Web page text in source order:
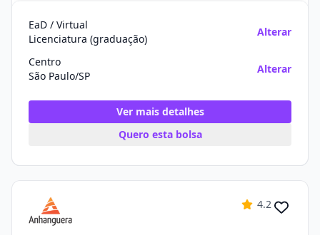
EaD / Virtual
Licenciatura (graduação)
Alterar
Centro
São Paulo/SP
Alterar
Ver mais detalhes
Quero esta bolsa
4.2